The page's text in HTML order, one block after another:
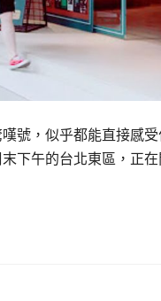
號，似乎都能直接感
下午的台北東區，正